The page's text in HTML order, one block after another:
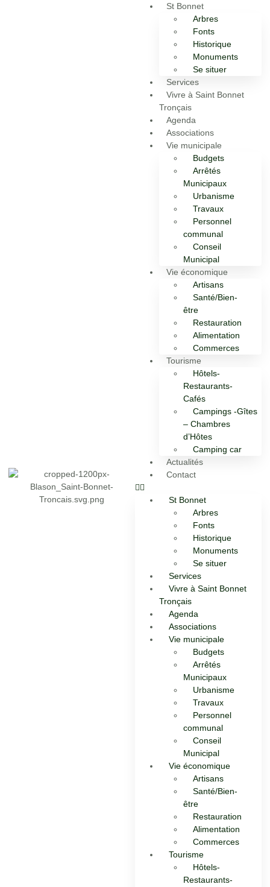
St Bonnet
Arbres
Fonts
Historique
Monuments
Se situer
Services
Vivre à Saint Bonnet
Tronçais
Agenda
Associations
Vie municipale
Budgets
Arrêtés
Municipaux
Urbanisme
Travaux
Personnel
communal
Conseil
Municipal
Vie économique
Artisans
Santé/Bien-
être
Restauration
Alimentation
Commerces
Tourisme
Hôtels-
Restaurants-
Cafés
Campings -Gîtes
– Chambres
d’Hôtes
Camping car
Actualités
Contact
St Bonnet
Arbres
Fonts
Historique
Monuments
Se situer
Services
Vivre à Saint Bonnet
Tronçais
Agenda
Associations
Vie municipale
Budgets
Arrêtés
Municipaux
Urbanisme
Travaux
Personnel
communal
Conseil
Municipal
Vie économique
Artisans
Santé/Bien-
être
Restauration
Alimentation
Commerces
Tourisme
Hôtels-
Restaurants-